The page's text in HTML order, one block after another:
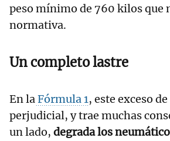
peso mínimo de 760 kilos que
normativa.
Un completo lastre
En laFórmula 1, este exceso
perjudicial, y trae muchas
un lado, degrada los